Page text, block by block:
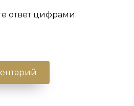
ответ цифрами: